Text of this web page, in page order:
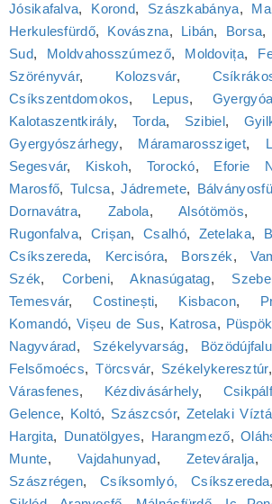
Jósikafalva, Korond, Szászkabánya,
Herkulesfürdő, Kovászna, Libán, Borsa,
Sud, Moldvahosszúmező, Moldovița,
Szörényvár, Kolozsvár,
Csíkszentdomokos, Lepus,
Kalotaszentkirály, Torda, Szibiel,
Gyergyószárhegy, Máramarossziget,
Segesvár, Kiskoh, Torockó, Eforie
Marosfő, Tulcsa,Jádremete,
Dornavátra, Zabola,Alsótömös,
Rugonfalva, Crișan,Csalhó, Zetelaka,
Csíkszereda, Kercisóra, Borszék,
Szék, Corbeni,Aknasúgatag,
Temesvár,Costinești, Kisbacon,
Komandó, Vișeu de Sus, Katrosa,
Nagyvárad, Székelyvarság, Bözödújfalu
Felsőmoécs,Törcsvár, Székelykeresztúr,
Várasfenes, Kézdivásárhely,
Gelence, Koltó, Szászcsór, Zetelaki
Hargita, Dunatölgyes, Harangmező,
Munte,Vajdahunyad,Zeteváralja
Szászrégen, Csíksomlyó, Csíkszereda